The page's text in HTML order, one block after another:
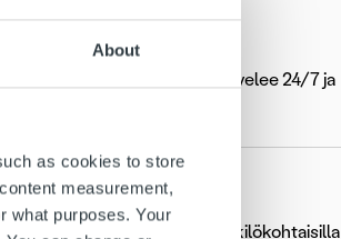
About
as cookies to store
measurement,
what purposes. Your
palveluun. Ropo Online palvelee 24/7 ja
, jonne kirjaudutaan henkilökohtaisilla